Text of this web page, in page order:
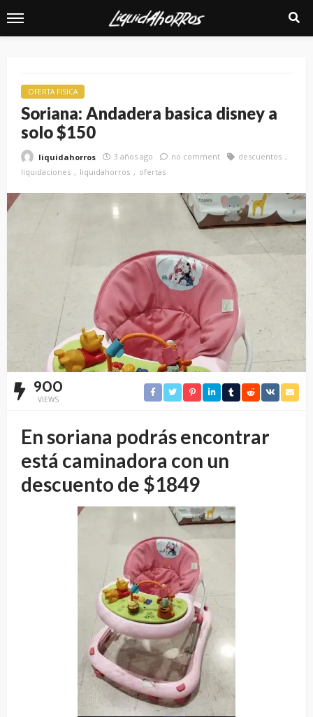
OFERTA FISICA
Soriana: Andadera basica disney a
solo $150
liquidahorros 3 años ago no comment
descuentos
liquidaciones
liquidahorros ofertas
900
VIEWS
En soriana podrás encontrar
está caminadora con un
descuento de $1849